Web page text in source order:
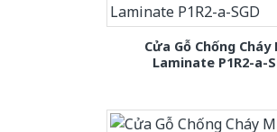
Cửa Gỗ Chống Cháy
Laminate P1R2-a-